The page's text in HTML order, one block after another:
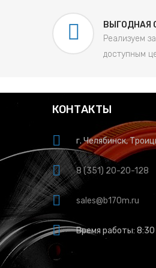
ВЫГОДНАЯ
Реализуем
доступным
КОНТАКТЫ
г. Челябинск,
8 (351) 20-20-128
sales@b170m.ru
Время работы: 8:30